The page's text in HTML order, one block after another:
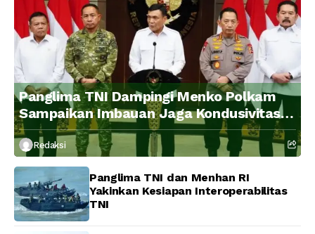
Panglima TNI Dampingi Menko Polkam
Sampaikan Imbauan Jaga Kondusivitas
Bangsa
Redaksi
Panglima TNI dan Menhan RI
Yakinkan Kesiapan Interoperabilitas
TNI